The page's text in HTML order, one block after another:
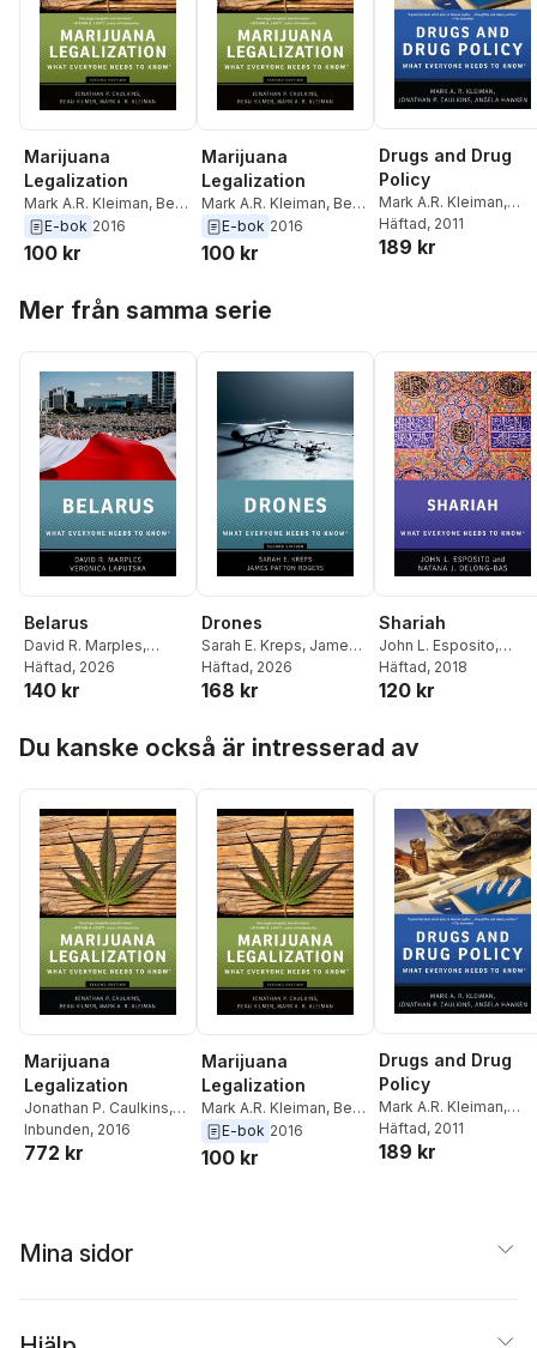
Marijuana
Legalization
Mark A.R. Kleiman, Beau
Kilmer,Jonathan P.
Caulkins
E-bok 2016
100 kr
Marijuana
Legalization
Mark A.R. Kleiman, Beau
Kilmer,Jonathan P.
Caulkins
E-bok 2016
100 kr
Drugs and Drug
Policy
Mark A.R. Kleiman,
Jonathan P. Caulkins
Angela Hawken
Häftad, 2011
189 kr
Mer från samma serie
Belarus
David R. Marples,
Veronica Laputska
Häftad, 2026
140 kr
Drones
Sarah E. Kreps, James
Patton Rogers
Häftad, 2026
168 kr
Shariah
John L. Esposito,
Natana J. DeLong-Bas
Häftad, 2018
120 kr
Du kanske också är intresserad av
Marijuana
Legalization
Jonathan P. Caulkins,
Beau Kilmer,Mark A.R.
Kleiman
Inbunden, 2016
772 kr
Marijuana
Legalization
Mark A.R. Kleiman, Beau
Kilmer,Jonathan P.
Caulkins
E-bok 2016
100 kr
Drugs and Drug
Policy
Mark A.R. Kleiman,
Jonathan P. Caulkins
Angela Hawken
Häftad, 2011
189 kr
Mina sidor